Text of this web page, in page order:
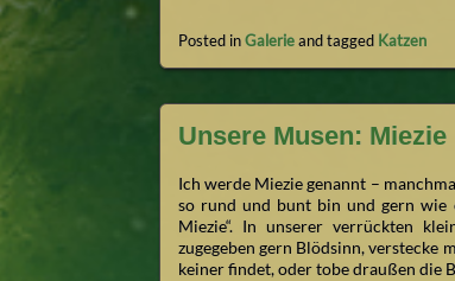
Posted inGalerieand tagged Katzen
Unsere Musen: Miezie
Ich werde Miezie genannt –
so rund und bunt bin und gern wie
Miezie“. In unserer verrückten
zugegeben gern Blödsinn, verstecke
keiner findet, oder tobe draußen die